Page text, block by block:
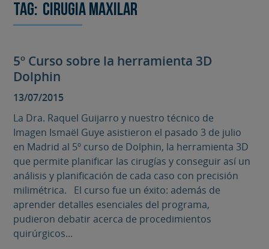
Tag: cirugia maxilar
5º Curso sobre la herramienta 3D
Dolphin
13/07/2015
La Dra. Raquel Guijarro y nuestro técnico de
Imagen Ismaël Guye asistieron el pasado 3 de julio
en Madrid al 5º curso de Dolphin, la herramienta 3D
que permite planificar las cirugías y conseguir así un
análisis y planificación de cada caso con precisión
milimétrica. El curso fue un éxito: además de
aprender detalles esenciales del programa,
pudieron debatir acerca de procedimientos
quirúrgicos...